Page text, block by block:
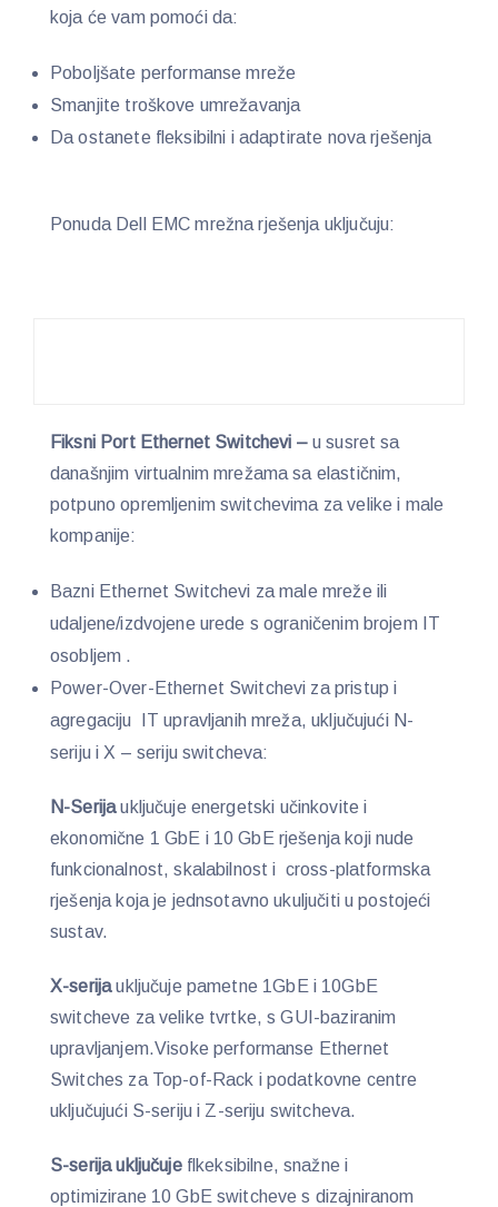
koja će vam pomoći da:
Poboljšate performanse mreže
Smanjite troškove umrežavanja
Da ostanete fleksibilni i adaptirate nova rješenja
Ponuda Dell EMC mrežna rješenja uključuju:
Fiksni Port Ethernet Switchevi – u susret sa
današnjim virtualnim mrežama sa elastičnim,
potpuno opremljenim switchevima za velike i male
kompanije:
Bazni Ethernet Switchevi za male mreže ili
udaljene/izdvojene urede s ograničenim brojem IT
osobljem .
Power-Over-Ethernet Switchevi za pristup i
agregaciju IT upravljanih mreža, uključujući N-
seriju i X – seriju switcheva:
N-Serijauključuje energetski učinkovite i
ekonomične 1 GbE i 10 GbE rješenja koji nude
funkcionalnost, skalabilnost i cross-platformska
rješenja koja je jednsotavno ukuljučiti u postojeći
sustav.
X-serijauključuje pametne 1GbE i 10GbE
switcheve za velike tvrtke, s GUI-baziranim
upravljanjem.Visoke performanse Ethernet
Switches za Top-of-Rack i podatkovne centre
uključujući S-seriju i Z-seriju switcheva.
S-serija uključuje flkeksibilne, snažne i
optimizirane 10 GbE switcheve s dizajniranom